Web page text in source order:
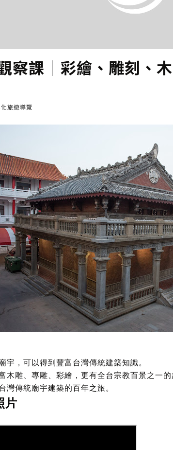
察課│彩繪、雕刻、
旅遊導覽
宇，可以得到豐富台灣傳統建築知識。
木雕、專雕、彩繪，更有全台宗教百景之一的
灣傳統廟宇建築的百年之旅。
片